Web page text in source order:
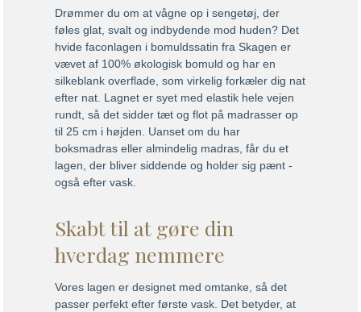
Drømmer du om at vågne op i sengetøj, der
føles glat, svalt og indbydende mod huden? Det
hvide faconlagen i bomuldssatin fra Skagen er
vævet af 100% økologisk bomuld og har en
silkeblank overflade, som virkelig forkæler dig nat
efter nat. Lagnet er syet med elastik hele vejen
rundt, så det sidder tæt og flot på madrasser op
til 25 cm i højden. Uanset om du har
boksmadras eller almindelig madras, får du et
lagen, der bliver siddende og holder sig pænt -
også efter vask.
Skabt til at gøre din
hverdag nemmere
Vores lagen er designet med omtanke, så det
passer perfekt efter første vask. Det betyder, at